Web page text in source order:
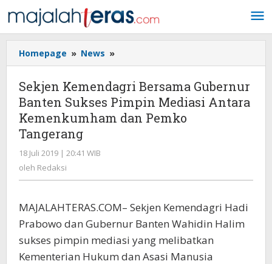
ke
konten
Homepage » News »
Kemendagri
Bersama
Gubernur
Banten
Sukses
dan
Tangerang
Sekjen Kemendagri Bersama Gubernur
Banten Sukses Pimpin Mediasi Antara
Kemenkumham dan Pemko
Tangerang
18 Juli 2019 | 20:41 WIB
oleh Redaksi
MAJALAHTERAS.COM– Sekjen Kemendagri Hadi
Prabowo dan Gubernur Banten Wahidin Halim
sukses pimpin mediasi yang melibatkan
Kementerian Hukum dan Asasi Manusia